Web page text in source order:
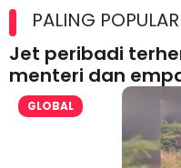
lesen separuh pertama
PALING POPULAR
Jet peribadi
menteri dan
GLOBAL